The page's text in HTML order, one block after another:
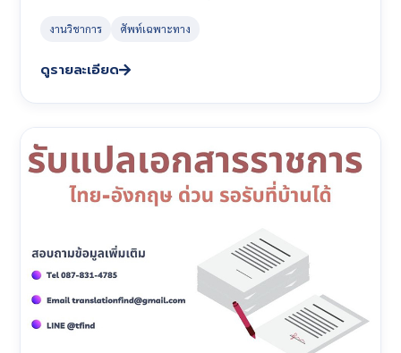
งานวิชาการ ศัพท์เฉพาะทาง
ดูรายละเอียด